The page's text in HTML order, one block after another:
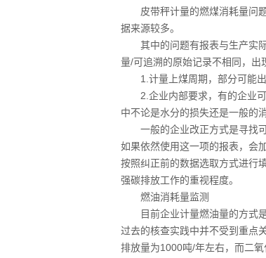
皮带秤计量的燃煤消耗量问题
据来源较多。
其中的问题有报表与生产实际
量/可追溯的原始记录不相同，出
1.计量上煤周期，部分可能出
2.企业内部要求，有的企业可
中不论是水分的损失还是一般的
一般的企业改正方式是寻找可
如果依然使用这一项的报表，会
按照纠正前的数据选取方式进行
强碳排放工作的重视程度。
燃油消耗量监测
目前企业计量燃油量的方式是
过去的核查实践中并不受到重点
排放量为1000吨/年左右，而二氧